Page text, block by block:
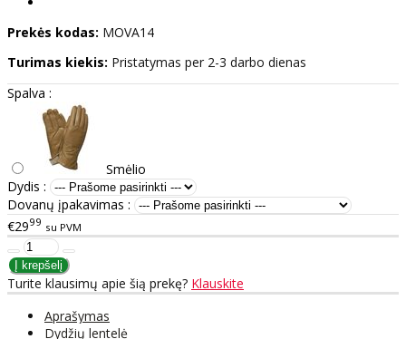
Prekės kodas: MOVA14
Turimas kiekis: Pristatymas per 2-3 darbo dienas
Spalva :
Smėlio
Dydis :
Dovanų įpakavimas :
€2999 su PVM
Turite klausimų apie šią prekę? Klauskite
Aprašymas
Dydžių lentelė